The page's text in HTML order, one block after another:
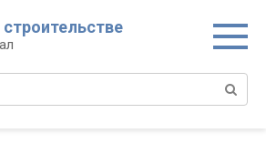
строительстве